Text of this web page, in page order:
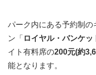
パーク内にある予約制の
ン「 ロイヤル・バンケッ
イト有料席の200元(約
能となります。